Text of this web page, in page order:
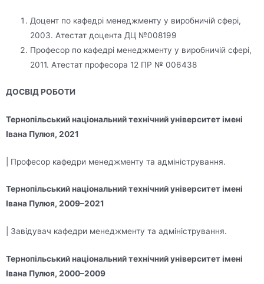
Доцент по кафедрі менеджменту у виробничій сфері,
2003. Атестат доцента ДЦ №008199
Професор по кафедрі менеджменту у виробничій сфері,
2011. Атестат професора 12 ПР № 006438
ДОСВІД РОБОТИ
Тернопільський національний технічний університет імені
Івана Пулюя, 2021
| Професор кафедри менеджменту та адміністрування.
Тернопільський національний технічний університет імені
Івана Пулюя, 2009–2021
| Завідувач кафедри менеджменту та адміністрування.
Тернопільський національний технічний університет імені
Івана Пулюя, 2000–2009